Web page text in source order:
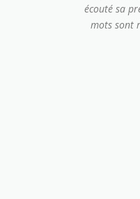
écouté sa
mots sont